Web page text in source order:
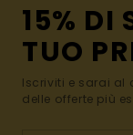
15% DI
TUO
Iscriviti e sarai al
delle offerte più